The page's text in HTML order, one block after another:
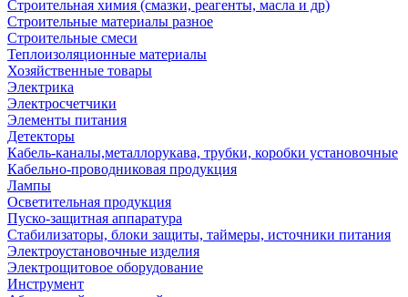
Строительная химия (смазки, реагенты, масла и др)
Строительные материалы разное
Строительные смеси
Теплоизоляционные материалы
Хозяйственные товары
Электрика
Электросчетчики
Элементы питания
Детекторы
Кабель-каналы,металлорукава, трубки, коробки установочные
Кабельно-проводниковая продукция
Лампы
Осветительная продукция
Пуско-защитная аппаратура
Стабилизаторы, блоки защиты, таймеры, источники питания
Электроустановочные изделия
Электрощитовое оборудование
Инструмент